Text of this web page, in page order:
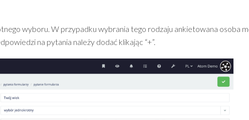
wyboru. W przypadku wybrania tego rodzaju ankietowana osoba
na pytania należy dodać klikając “+”.